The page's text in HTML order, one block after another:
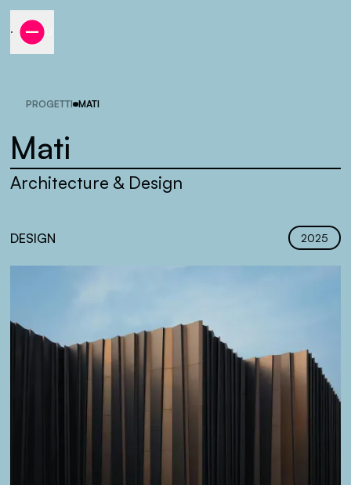
MENU
PROGETTI MATI
Mati
Architecture & Design
DESIGN 2025